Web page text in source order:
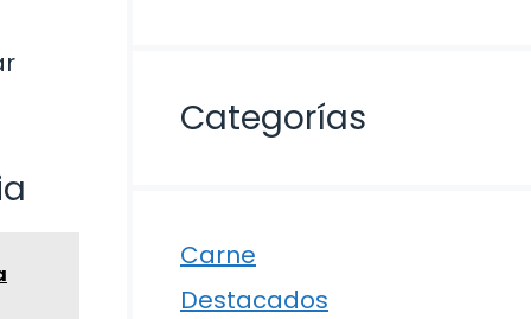
Categorías
Carne
Destacados